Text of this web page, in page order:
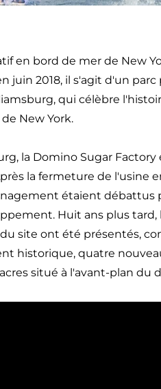
en bord de mer de New
juin 2018, il s'agit d'un
qui célèbre
New York.
la Domino Sugar
la fermeture de l'usine
étaient débattus
Huit ans plus tard,
site ont été présentés,
historique, quatre
situé à l'avant-plan du